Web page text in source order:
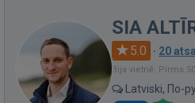
SIA
5.0 · 20
Bija vietnē: Pirms
Latviski, По-